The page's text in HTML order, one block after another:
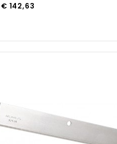
€ 142,63